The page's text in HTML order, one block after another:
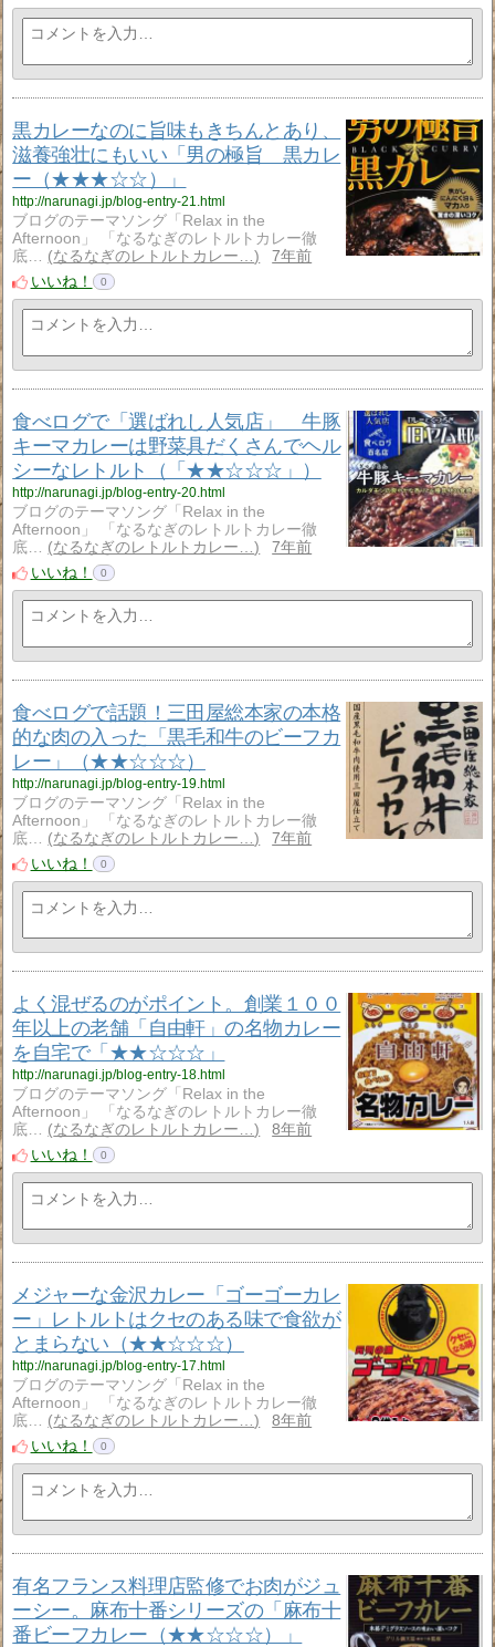
黒カレーなのに旨味もきちんとあり、
滋養強壮にもいい「男の極旨 黒カレ
ー（★★★☆☆）」
http://narunagi.jp/blog-entry-21.html
ブログのテーマソング「Relax in the
Afternoon」 「なるなぎのレトルトカレー徹
底…
なるなぎのレトルトカレー…
7年前
いいね！
0
食べログで「選ばれし人気店」 牛豚
キーマカレーは野菜具だくさんでヘル
シーなレトルト（「★★☆☆☆」）
http://narunagi.jp/blog-entry-20.html
ブログのテーマソング「Relax in the
Afternoon」 「なるなぎのレトルトカレー徹
底…
なるなぎのレトルトカレー…
7年前
いいね！
0
食べログで話題！三田屋総本家の本格
的な肉の入った「黒毛和牛のビーフカ
レー」（★★☆☆☆）
http://narunagi.jp/blog-entry-19.html
ブログのテーマソング「Relax in the
Afternoon」 「なるなぎのレトルトカレー徹
底…
なるなぎのレトルトカレー…
7年前
いいね！
0
よく混ぜるのがポイント。創業１００
年以上の老舗「自由軒」の名物カレー
を自宅で「★★☆☆☆」
http://narunagi.jp/blog-entry-18.html
ブログのテーマソング「Relax in the
Afternoon」 「なるなぎのレトルトカレー徹
底…
なるなぎのレトルトカレー…
8年前
いいね！
0
メジャーな金沢カレー「ゴーゴーカレ
ー」レトルトはクセのある味で食欲が
とまらない（★★☆☆☆）
http://narunagi.jp/blog-entry-17.html
ブログのテーマソング「Relax in the
Afternoon」 「なるなぎのレトルトカレー徹
底…
なるなぎのレトルトカレー…
8年前
いいね！
0
有名フランス料理店監修でお肉がジュ
ーシー。麻布十番シリーズの「麻布十
番ビーフカレー（★★☆☆☆）」